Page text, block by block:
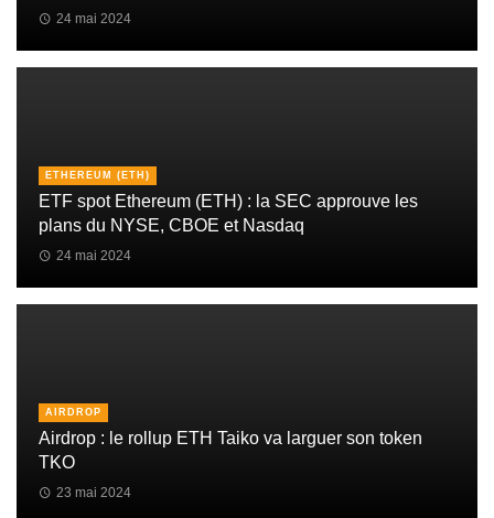
24 mai 2024
ETHEREUM (ETH)
ETF spot Ethereum (ETH) : la SEC approuve les
plans du NYSE, CBOE et Nasdaq
24 mai 2024
AIRDROP
Airdrop : le rollup ETH Taiko va larguer son token
TKO
23 mai 2024